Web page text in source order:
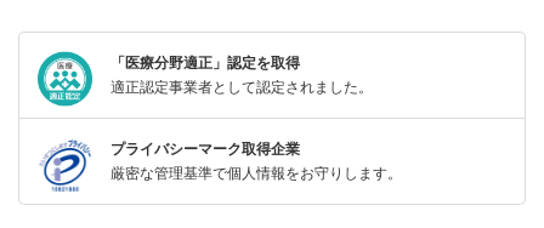
「医療分野適正」認定を取得
適正認定事業者として認定されました。
プライバシーマーク取得企業
厳密な管理基準で個人情報をお守りします。